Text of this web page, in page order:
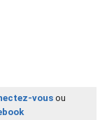
vousou